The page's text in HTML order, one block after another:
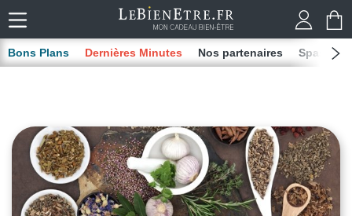
Bons Plans Dernières Minutes Nos partenaires Spas